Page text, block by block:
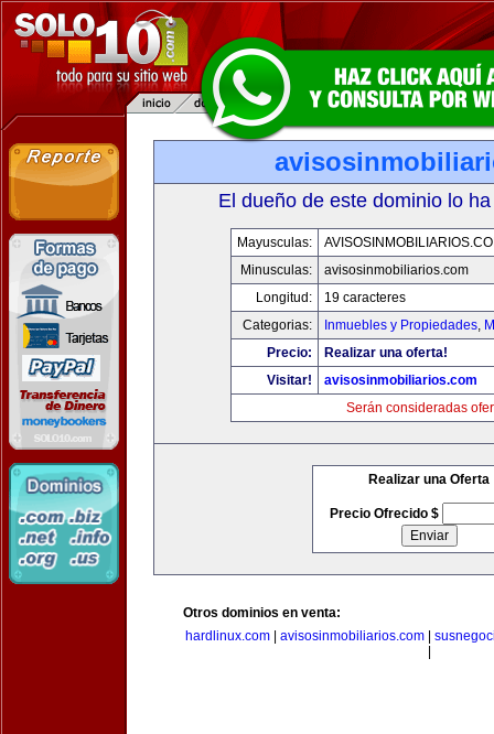
El dueño de este dominio lo
Mayusculas:
Minusculas:
avisosinmobiliarios.com
Longitud:
19 caracteres
Categorias:
Inmuebles y Propiedades,
Precio:
Realizar una oferta!
Visitar!
avisosinmobiliarios.com
Serán consideradas
Realizar una Oferta
Precio Ofrecido $
Otros dominios en venta:
hardlinux.com
avisosinmobiliarios.com